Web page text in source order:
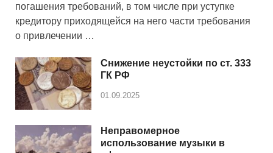
погашения требований, в том числе при уступке
кредитору приходящейся на него части требования
о привлечении …
Снижение неустойки по ст. 333
ГК РФ
01.09.2025
Неправомерное
использование музыки в